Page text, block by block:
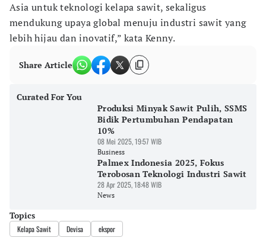
Asia untuk teknologi kelapa sawit, sekaligus
mendukung upaya global menuju industri sawit yang
lebih hijau dan inovatif,” kata Kenny.
Share Article
Curated For You
Produksi Minyak Sawit Pulih, SSMS
Bidik Pertumbuhan Pendapatan
10%
08 Mei 2025, 19:57 WIB
Business
Palmex Indonesia 2025, Fokus
Terobosan Teknologi Industri Sawit
28 Apr 2025, 18:48 WIB
News
Topics
Kelapa Sawit Devisa ekspor